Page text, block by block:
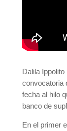
Dalila
convocatoria
fecha al hilo
banco de
En el primer